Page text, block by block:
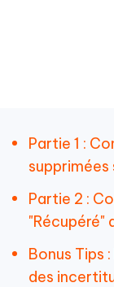
Partie 1 :
supprimées
Partie 2 :
"Récupéré"
Bonus Tips
des